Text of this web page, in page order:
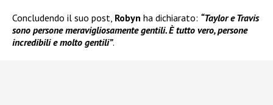
Concludendo il suo post, Robyn ha dichiarato: “Taylor e Travis
sono persone meravigliosamente gentili. È tutto vero, persone
incredibili e molto gentili”.